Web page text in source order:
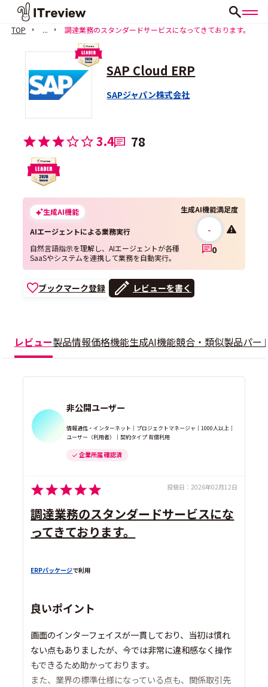
TOP ... 調達業務のスタンダードサービスになってきております。
SAP Cloud ERP
SAPジャパン株式会社
3.4 78
生成AI機能
AIエージェントによる業務実行
自然言語指示を理解し、AIエージェントが各種
SaaSやシステムを連携して業務を自動実行。
生成AI機能満足度
-
0
ブックマーク登録 レビューを書く
レビュー製品情報価格機能生成AI機能競合・類似製品パー
非公開ユーザー
情報通信・インターネット｜プロジェクトマネージャ｜1000人以上｜
ユーザー（利用者）｜契約タイプ 有償利用
企業所属 確認済
投稿日： 2026年02月12日
調達業務のスタンダードサービスにな
ってきております。
ERPパッケージで利用
良いポイント
画面のインターフェイスが一貫しており、当初は慣れ
ない点もありましたが、今では非常に違和感なく操作
もできるため助かっております。
また、業界の標準仕様になっている点も、関係取引先